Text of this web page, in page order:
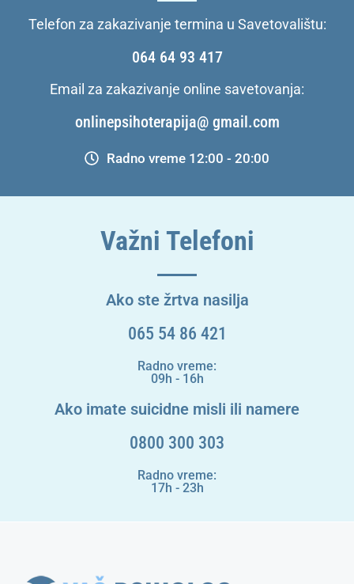
Telefon za zakazivanje termina u Savetovalištu:
064 64 93 417
Email za zakazivanje online savetovanja:
onlinepsihoterapija@ gmail.com
Radno vreme 12:00 - 20:00
Važni Telefoni
Ako ste žrtva nasilja
065 54 86 421
Radno vreme:
09h - 16h
Ako imate suicidne misli ili namere
0800 300 303
Radno vreme:
17h - 23h